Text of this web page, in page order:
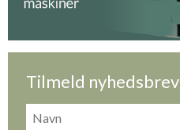
Tilmeld nyhedsbrev